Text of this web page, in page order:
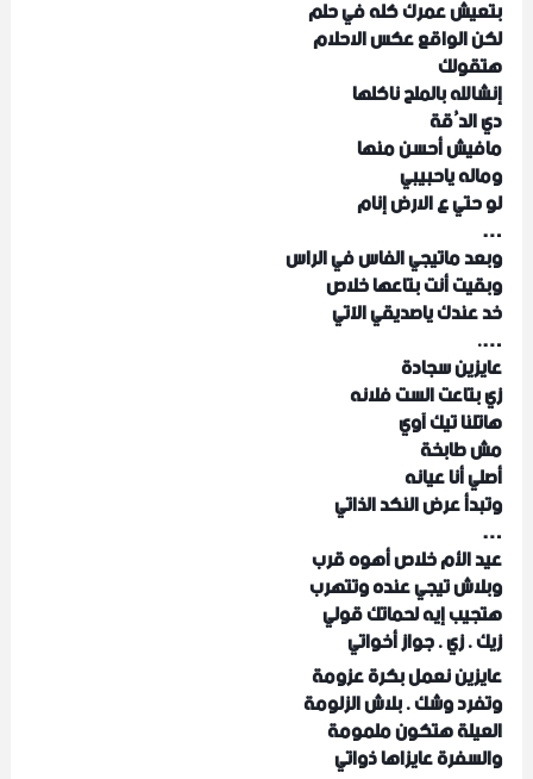
بتعيش عمرك كله في حلم
لكن الواقع عكس الاحلام
هتقولك
إنشالله بالملح ناكلها
دي الدُقة
مافيش أحسن منها
وماله ياحبيبي
لو حتي ع الارض إنام
…
وبعد ماتيجي الفاس في الراس
وبقيت أنت بتاعها خلاص
خد عندك ياصديقي الآتي
….
عايزين سجادة
زي بتاعت الست فلانه
هاتلنا تيك آوي
مش طابخة
أصلي أنا عيانه
وتبدأ عرض النكد الذاتي
…
عيد الأم خلاص أهوه قرب
وبلاش تيجي عنده وتتهرب
هتجيب إيه لحماتك قولي
زيك . زي . جواز أخواتي
عايزين نعمل بكرة عزومة
وتفرد وشك . بلاش الزلومة
العيلة هتكون ملمومة
والسفرة عايزاها ذواتي